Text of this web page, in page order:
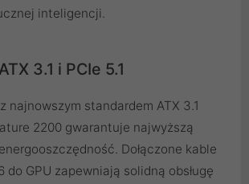
inteligencji.
3.1 i PCIe 5.1
najnowszym standardem ATX 3.1
2200 gwarantuje najwyższą
Dołączone kable
do GPU zapewniają solidną obsługę